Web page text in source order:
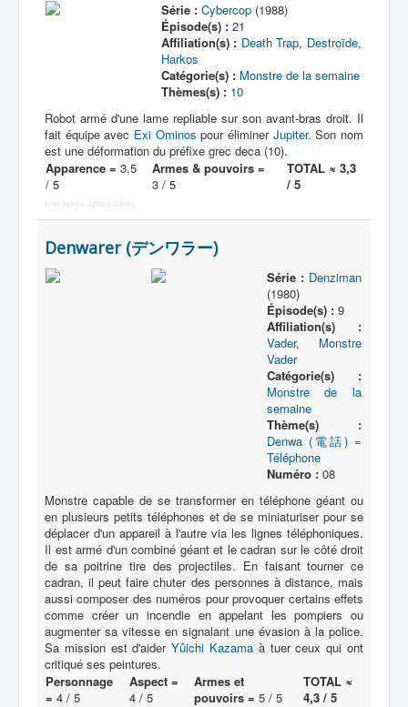
Série : Cybercop(1988)
Épisode(s) :21
Affiliation(s) : Death Trap, Destroïde,
Harkos
Catégorie(s) : Monstre de la semaine
Thèmes(s) : 10
Robot armé d'une lame repliable sur son avant-bras droit. Il
fait équipe avec Exi Ominos pour éliminer Jupiter. Son nom
est une déformation du préfixe grec deca (10).
Apparence = 3,5
/ 5
Armes & pouvoirs =
3 / 5
TOTAL ≈ 3,3
/ 5
Free Joomla Lightbox Gallery
Denwarer (デンワラー)
Série : Denziman
(1980)
Épisode(s) :9
Affiliation(s) :
Vader, Monstre
Vader
Catégorie(s) :
Monstre de la
semaine
Thème(s) :
Denwa (電話) =
Téléphone
Numéro :08
Monstre capable de se transformer en téléphone géant ou
en plusieurs petits téléphones et de se miniaturiser pour se
déplacer d'un appareil à l'autre via les lignes téléphoniques.
Il est armé d'un combiné géant et le cadran sur le côté droit
de sa poitrine tire des projectiles. En faisant tourner ce
cadran, il peut faire chuter des personnes à distance, mais
aussi composer des numéros pour provoquer certains effets
comme créer un incendie en appelant les pompiers ou
augmenter sa vitesse en signalant une évasion à la police.
Sa mission est d'aiderYûichi Kazama à tuer ceux qui ont
critiqué ses peintures.
Personnage
= 4 / 5
Aspect =
4 / 5
Armes et
pouvoirs = 5 / 5
TOTAL ≈
4,3 / 5